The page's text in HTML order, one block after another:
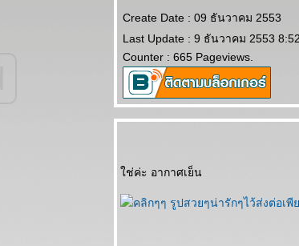
Create Date : 09 ธันวาคม 2553
Last Update : 9 ธันวาคม 2553
Counter : 665 Pageviews.
ช่ค่ะ อากาศเย็น